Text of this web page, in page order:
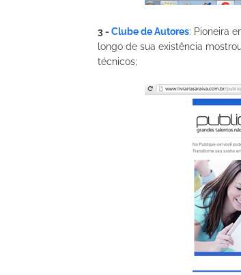
3 - Clube de Autores: Pioneira
longo de sua existência
técnicos;